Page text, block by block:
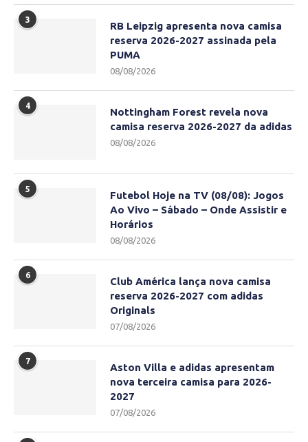
3
RB Leipzig apresenta nova camisa
reserva 2026-2027 assinada pela
PUMA
08/08/2026
4
Nottingham Forest revela nova
camisa reserva 2026-2027 da adidas
08/08/2026
5
Futebol Hoje na TV (08/08): Jogos
Ao Vivo – Sábado – Onde Assistir e
Horários
08/08/2026
6
Club América lança nova camisa
reserva 2026-2027 com adidas
Originals
07/08/2026
7
Aston Villa e adidas apresentam
nova terceira camisa para 2026-
2027
07/08/2026